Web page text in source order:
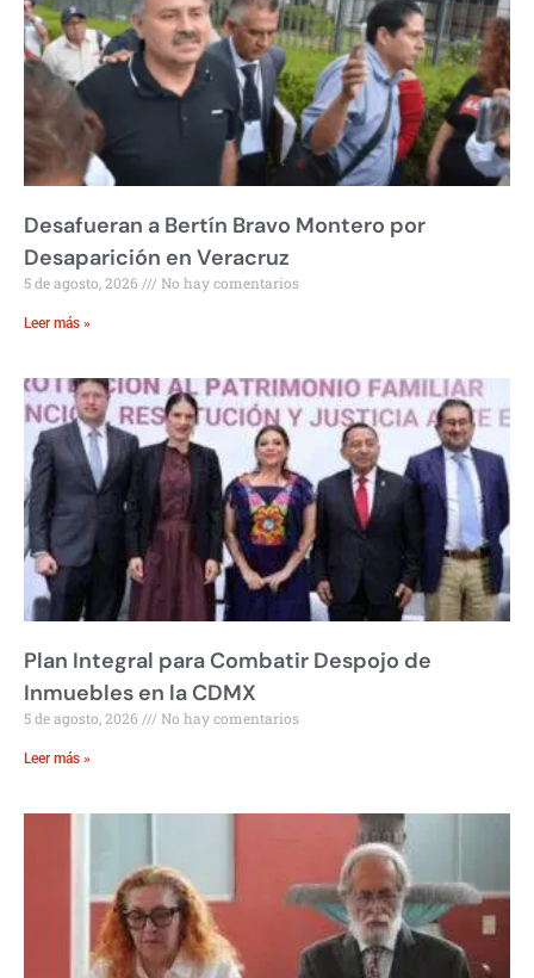
Desafueran a Bertín Bravo Montero por
Desaparición en Veracruz
5 de agosto, 2026 No hay comentarios
Leer más »
Plan Integral para Combatir Despojo de
Inmuebles en la CDMX
5 de agosto, 2026 No hay comentarios
Leer más »